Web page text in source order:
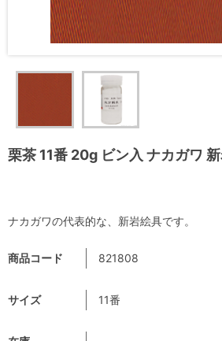
栗茶 11番 20g ビン入 ナカガワ
商品コード 821808
サイズ 11番
ナカガワの代表的な、新岩絵具です。